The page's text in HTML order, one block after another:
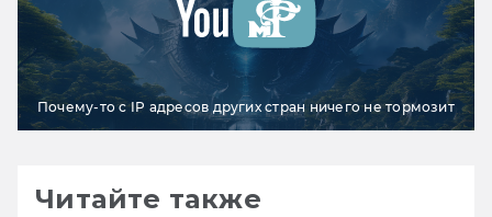
Почему-то с IP адресов других стран ничего не тормозит
Читайте также